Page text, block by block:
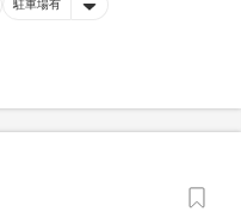
駐車場有